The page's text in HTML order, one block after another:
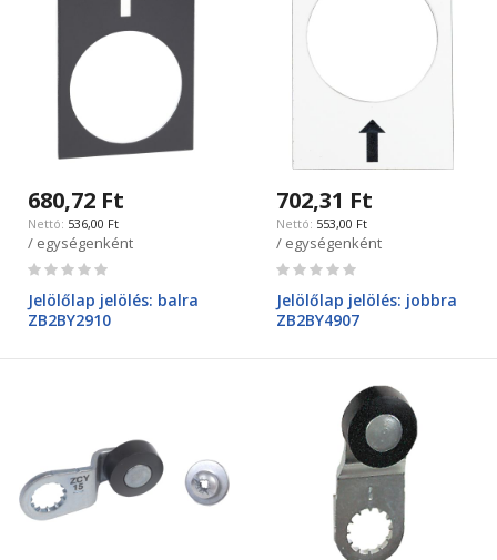
680,72 Ft
536,00 Ft
/ egységenként
Rating:
Jelölőlap jelölés: balra
ZB2BY2910
702,31 Ft
553,00 Ft
/ egységenként
Rating:
Jelölőlap jelölés: jobbra
ZB2BY4907